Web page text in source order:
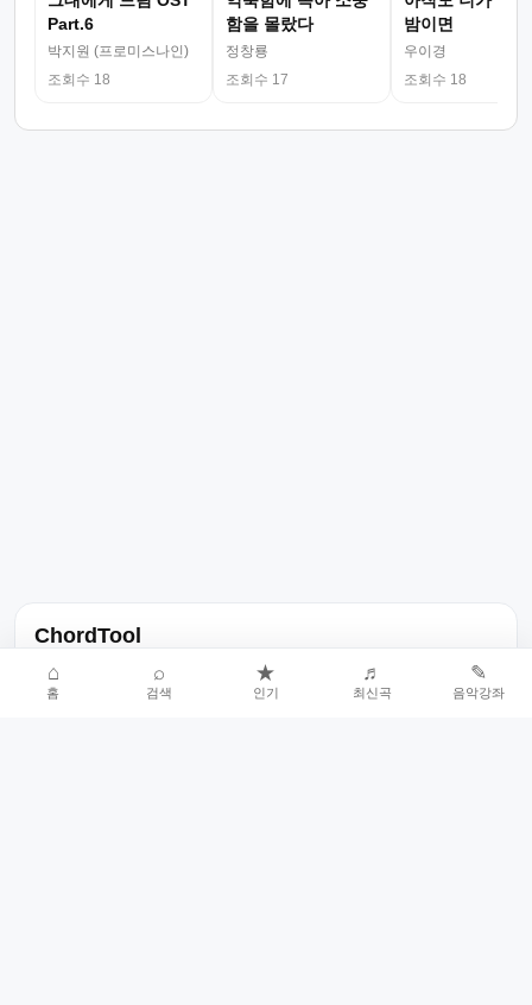
Part.6
박지원 (프로미스나인)
조회수 18
함을 몰랐다
정창룡
조회수 17
밤이면
우이경
조회수 18
ChordTool
노래 가사, 곡 정보, 코드, 악보를 한곳에서 찾을 수 있는 음악 정보
서비스입니다.
⌂
홈
⌕
검색
★
인기
♬
최신곡
✎
음악강좌